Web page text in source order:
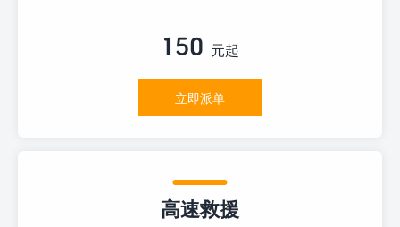
150 元起
立即派单
高速救援